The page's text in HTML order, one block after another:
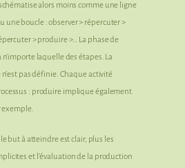
alors moins comme une ligne
une boucle : observer > répercuter >
> produire >… La phase de
laquelle des étapes. La
pas définie. Chaque activité
: produire implique également
exemple.
but à atteindre est clair, plus les
et l’évaluation de la production